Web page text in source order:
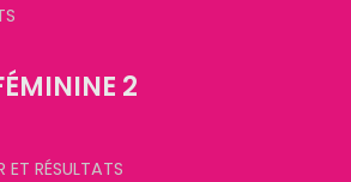
2
ET RÉSULTATS